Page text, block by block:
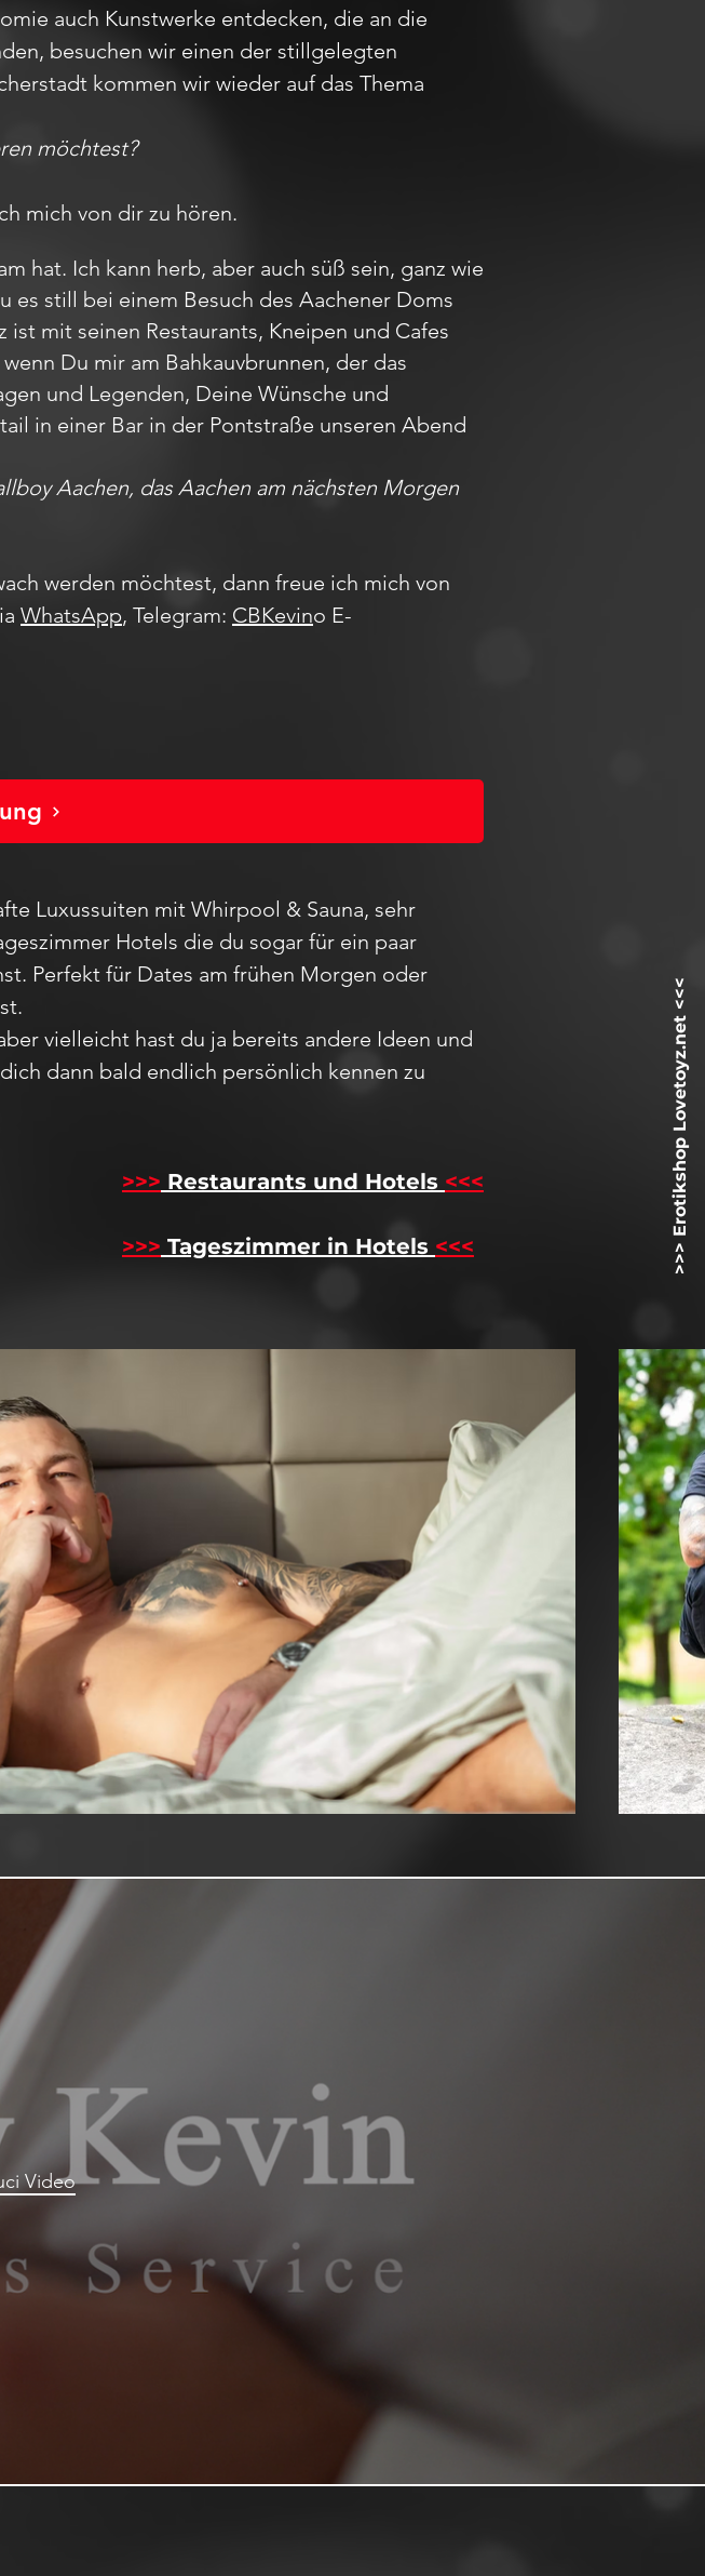
>>> Erotikshop Lovetoyz.net <<<
auch Kunstwerke entdecken, die an die
besuchen wir einen der stillgelegten
kommen wir wieder auf das Thema
möchtest?
mich von dir zu hören.
hat. Ich kann herb, aber auch süß sein, ganz wie
es still bei einem Besuch des Aachener Doms
mit seinen Restaurants, Kneipen und Cafes
Du mir am Bahkauvbrunnen, der das
und Legenden, Deine Wünsche und
in einer Bar in der Pontstraße unseren Abend
Aachen, das Aachen am nächsten Morgen
werden möchtest, dann freue ich mich von
WhatsApp, Telegram: CBKevino E-
Luxussuiten mit Whirpool & Sauna, sehr
Hotels die du sogar für ein paar
Perfekt für Dates am frühen Morgen oder
vielleicht hast du ja bereits andere Ideen und
dich dann bald endlich persönlich kennen zu
>>> Restaurants und Hotels <<<
>>> Tageszimmer in Hotels <<<
Video